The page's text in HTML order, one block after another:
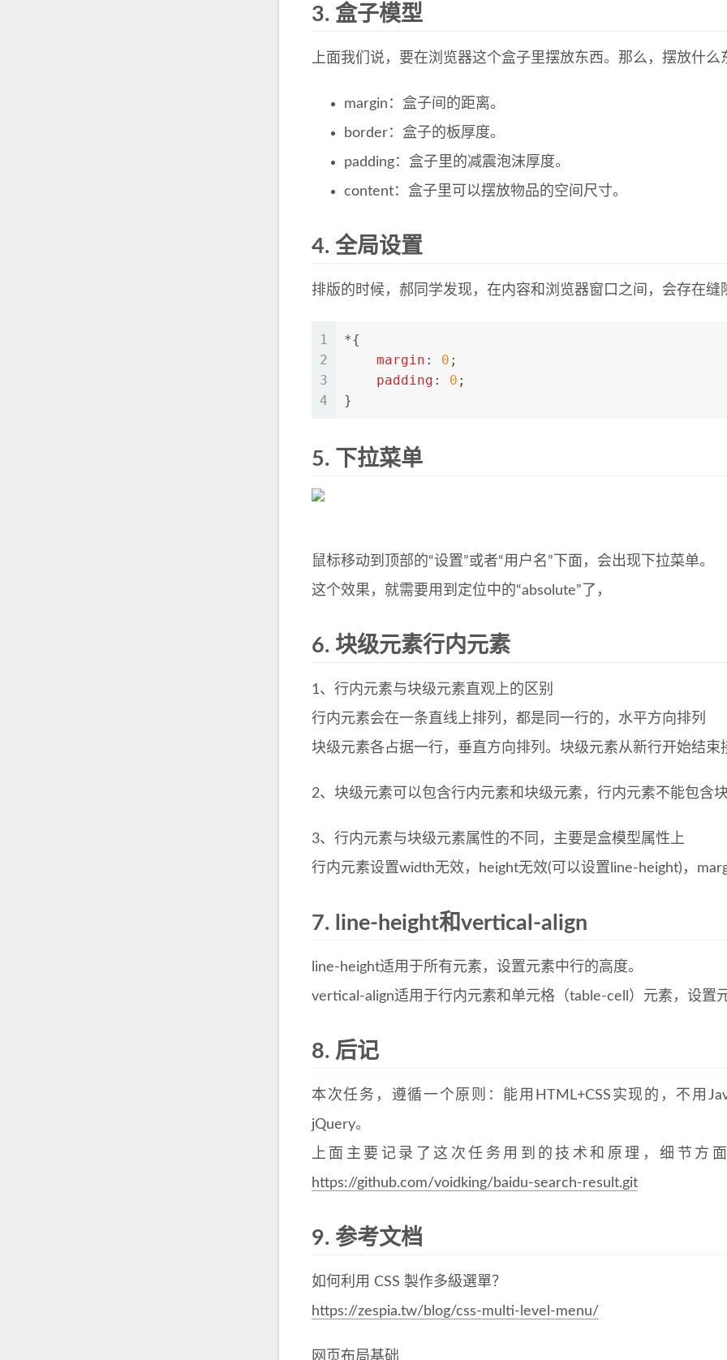
3. 盒子模型
上面我们说，要在浏览器这个盒子里摆放东西。那么，摆放什么
margin：盒子间的距离。
border：盒子的板厚度。
padding：盒子里的减震泡沫厚度。
content：盒子里可以摆放物品的空间尺寸。
4. 全局设置
排版的时候，郝同学发现，在内容和浏览器窗口之间，会存在缝
1
2
3
4
*{
margin : 0 ;
padding : 0 ;
}
5. 下拉菜单
鼠标移动到顶部的“设置”或者“用户名”下面，会出现下拉菜单。
这个效果，就需要用到定位中的“absolute”了，
6. 块级元素行内元素
1、行内元素与块级元素直观上的区别
行内元素会在一条直线上排列，都是同一行的，水平方向排列
块级元素各占据一行，垂直方向排列。块级元素从新行开始结束
2、块级元素可以包含行内元素和块级元素，行内元素不能包含块
3、行内元素与块级元素属性的不同，主要是盒模型属性上
行内元素设置width无效，height无效(可以设置line-height)，
7. line-height和vertical-align
line-height适用于所有元素，设置元素中行的高度。
vertical-align适用于行内元素和单元格（table-cell）元素，设置
8. 后记
本次任务，遵循一个原则：能用HTML+CSS实现的，不用
jQuery。
上面主要记录了这次任务用到的技术和原理，细节方
https://github.com/voidking/baidu-search-result.git
9. 参考文档
如何利用 CSS 製作多級選單？
https://zespia.tw/blog/css-multi-level-menu/
网页布局基础